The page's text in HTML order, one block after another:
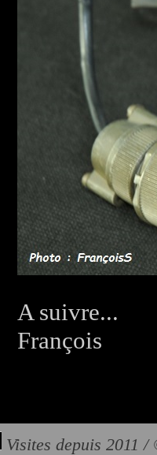
A suivre...
François
Visites depuis 2011